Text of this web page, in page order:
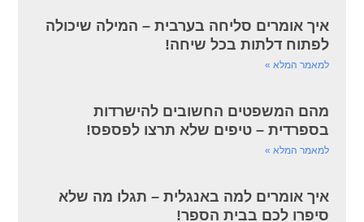
איך אומרים סליחה בערבית – המילה שיכולה
לפתוח דלתות בכל שיחה!
למאמר המלא »
מהם המשפטים החשובים להישרדות
בספרדית – טיפים שלא תרצו לפספס!
למאמר המלא »
איך אומרים למה באנגלית – תגלו מה שלא
סיפרו לכם בבית הספר!